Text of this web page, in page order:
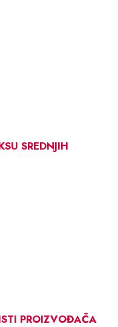
SREDNJIH
PROIZVOĐAČA